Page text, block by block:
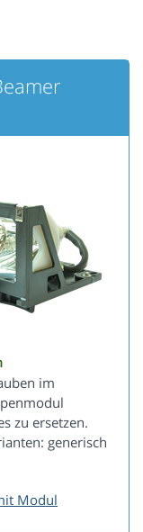
im
zu ersetzen.
generisch
Modul